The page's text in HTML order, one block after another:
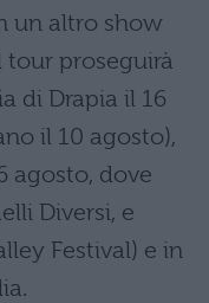
un altro show
tour proseguirà
di Drapia il 16
il 10 agosto),
agosto, dove
Diversi, e
Festival) e in